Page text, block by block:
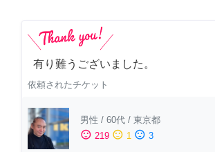
有り難うございました。
依頼されたチケット
男性 / 60代 / 東京都
sentiment_satisfied 219 sentiment_neutral 1 sentiment_dissatisfied 3